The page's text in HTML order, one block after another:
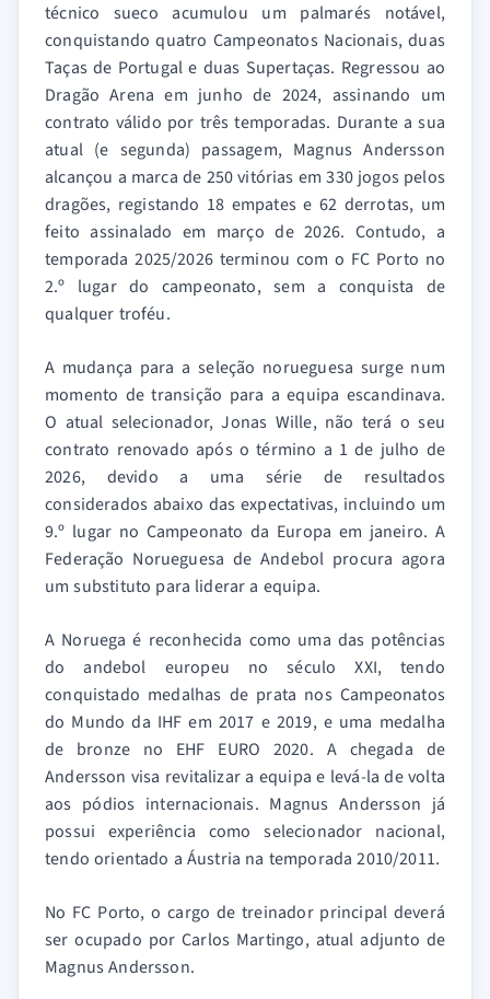
técnico sueco acumulou um palmarés notável,
conquistando quatro Campeonatos Nacionais, duas
Taças de Portugal e duas Supertaças. Regressou ao
Dragão Arena em junho de 2024, assinando um
contrato válido por três temporadas. Durante a sua
atual (e segunda) passagem, Magnus Andersson
alcançou a marca de 250 vitórias em 330 jogos pelos
dragões, registando 18 empates e 62 derrotas, um
feito assinalado em março de 2026. Contudo, a
temporada 2025/2026 terminou com o FC Porto no
2.º lugar do campeonato, sem a conquista de
qualquer troféu.
A mudança para a seleção norueguesa surge num
momento de transição para a equipa escandinava.
O atual selecionador, Jonas Wille, não terá o seu
contrato renovado após o término a 1 de julho de
2026, devido a uma série de resultados
considerados abaixo das expectativas, incluindo um
9.º lugar no Campeonato da Europa em janeiro. A
Federação Norueguesa de Andebol procura agora
um substituto para liderar a equipa.
A Noruega é reconhecida como uma das potências
do andebol europeu no século XXI, tendo
conquistado medalhas de prata nos Campeonatos
do Mundo da IHF em 2017 e 2019, e uma medalha
de bronze no EHF EURO 2020. A chegada de
Andersson visa revitalizar a equipa e levá-la de volta
aos pódios internacionais. Magnus Andersson já
possui experiência como selecionador nacional,
tendo orientado a Áustria na temporada 2010/2011.
No FC Porto, o cargo de treinador principal deverá
ser ocupado por Carlos Martingo, atual adjunto de
Magnus Andersson.